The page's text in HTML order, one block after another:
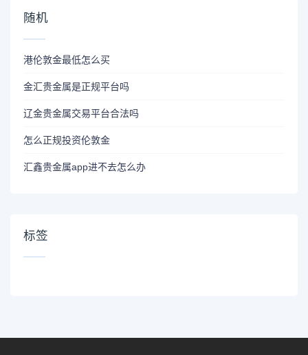
随机
港伦敦金最低怎么买
金汇贵金属是正规平台吗
辽金贵金属交易平台合法吗
怎么正规投资伦敦金
汇鑫贵金属app进不去怎么办
标签